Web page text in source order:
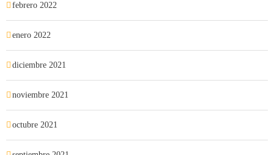
febrero 2022
enero 2022
diciembre 2021
noviembre 2021
octubre 2021